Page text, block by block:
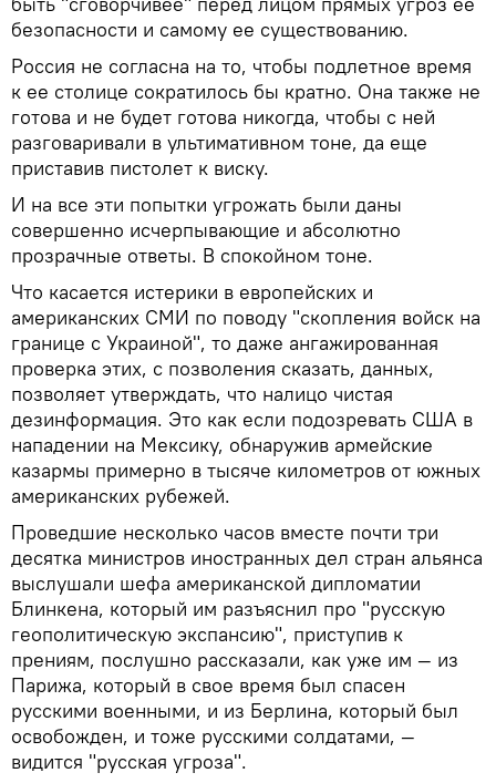
безопасности и самому ее существованию.
Россия не согласна на то, чтобы подлетное время
к ее столице сократилось бы кратно. Она также не
готова и не будет готова никогда, чтобы с ней
разговаривали в ультимативном тоне, да еще
приставив пистолет к виску.
И на все эти попытки угрожать были даны
совершенно исчерпывающие и абсолютно
прозрачные ответы. В спокойном тоне.
Что касается истерики в европейских и
американских СМИ по поводу "скопления войск на
границе с Украиной", то даже ангажированная
проверка этих, с позволения сказать, данных,
позволяет утверждать, что налицо чистая
дезинформация. Это как если подозревать США в
нападении на Мексику, обнаружив армейские
казармы примерно в тысяче километров от южных
американских рубежей.
Проведшие несколько часов вместе почти три
десятка министров иностранных дел стран альянса
выслушали шефа американской дипломатии
Блинкена, который им разъяснил про "русскую
геополитическую экспансию", приступив к
прениям, послушно рассказали, как уже им — из
Парижа, который в свое время был спасен
русскими военными, и из Берлина, который был
освобожден, и тоже русскими солдатами, —
видится "русская угроза".